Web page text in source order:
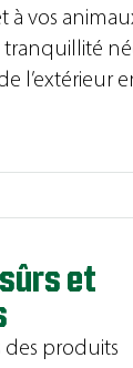
à vos
l’extérieur
et
des produits